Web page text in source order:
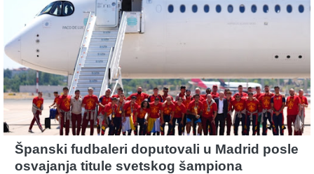
Španski fudbaleri doputovali u Madrid posle
osvajanja titule svetskog šampiona